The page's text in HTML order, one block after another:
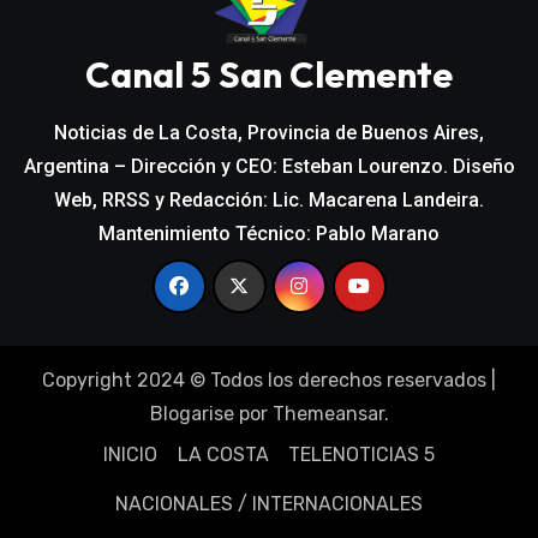
Canal 5 San Clemente
Noticias de La Costa, Provincia de Buenos Aires,
Argentina – Dirección y CEO: Esteban Lourenzo. Diseño
Web, RRSS y Redacción: Lic. Macarena Landeira.
Mantenimiento Técnico: Pablo Marano
Copyright 2024 © Todos los derechos reservados
Blogarisepor Themeansar.
INICIO
LA COSTA TELENOTICIAS 5
NACIONALES / INTERNACIONALES